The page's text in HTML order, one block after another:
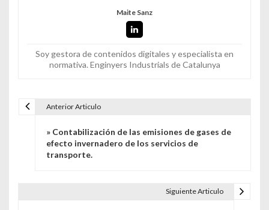
Maite Sanz
Soy gestora de contenidos digitales y especialista en
normativa. Enginyers Industrials de Catalunya
Navegación de entradas
Anterior Articulo
» Contabilización de las emisiones de gases de
efecto invernadero de los servicios de
transporte.
Siguiente Articulo